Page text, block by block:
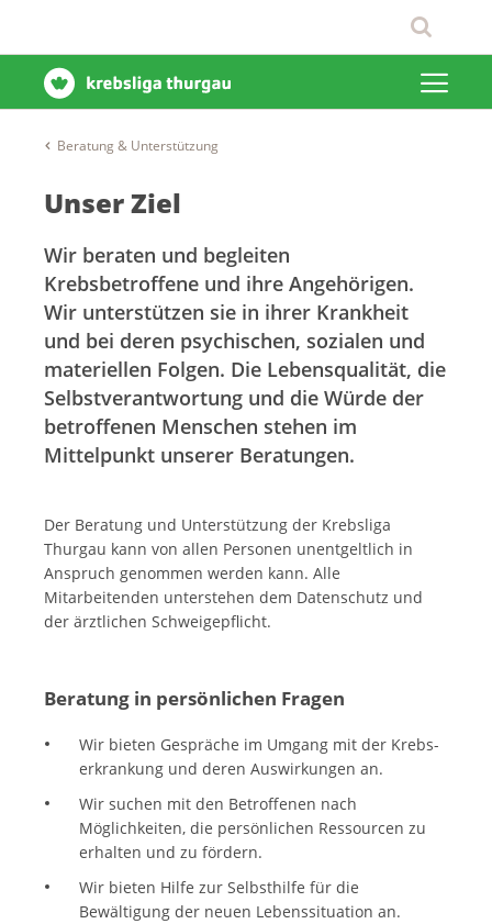
Beratung & Unterstützung
Unser Ziel
Wir beraten und begleiten
Krebsbetroffene und ihre Angehörigen.
Wir unterstützen sie in ihrer Krankheit
und bei deren psychischen, sozialen und
materiellen Folgen. Die Lebensqualität, die
Selbstverantwortung und die Würde der
betroffenen Menschen stehen im
Mittelpunkt unserer Beratungen.
Der Beratung und Unterstützung der Krebsliga
Thurgau kann von allen Personen unentgeltlich in
Anspruch genommen werden kann. Alle
Mitarbeitenden unterstehen dem Datenschutz und
der ärztlichen Schweigepflicht.
Beratung in persönlichen Fragen
Wir bieten Gespräche im Umgang mit der Krebs­
erkrankung und deren Auswirkungen an.
Wir suchen mit den Betroffenen nach
Möglichkeiten, die persönlichen Ressourcen zu
erhalten und zu fördern.
Wir bieten Hilfe zur Selbsthilfe für die
Bewältigung der neuen Lebenssituation an.